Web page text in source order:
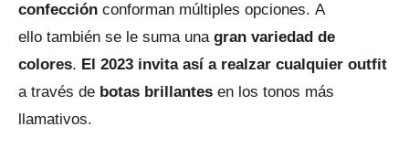
confección conforman múltiples opciones. A
ello también se le suma una gran variedad de
colores. El 2023 invita así a realzar cualquier outfit
a través de botas brillantes en los tonos más
llamativos.